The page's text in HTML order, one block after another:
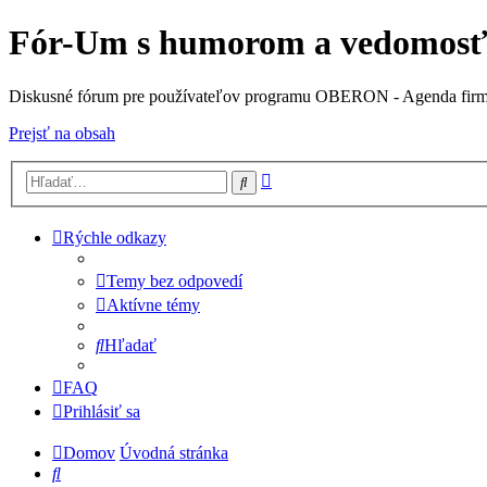
Fór-Um s humorom a
Diskusné fórum pre používateľov programu OBERON - Agenda
Prejsť na obsah
Hľadať
Rýchle odkazy
Temy bez odpovedí
Aktívne témy
Hľadať
FAQ
Prihlásiť sa
Domov Úvodná stránka
Hľadať